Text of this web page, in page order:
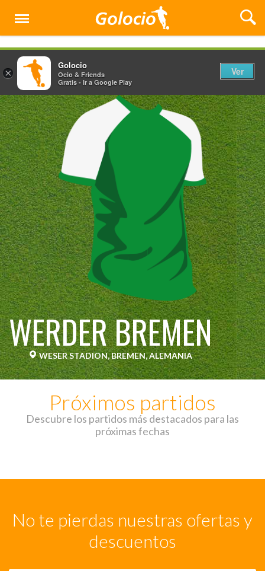
Menú
WERDER BREMEN
WESER STADION, BREMEN, ALEMANIA
Próximos partidos
Descubre los partidos más destacados para las
próximas fechas
No te pierdas nuestras ofertas y
descuentos
×
Golocio
Ocio & Friends
Gratis - Ir a Google Play
Ver